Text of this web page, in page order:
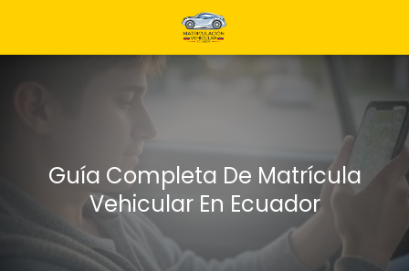
Guía Completa De Matrícula
Vehicular En Ecuador